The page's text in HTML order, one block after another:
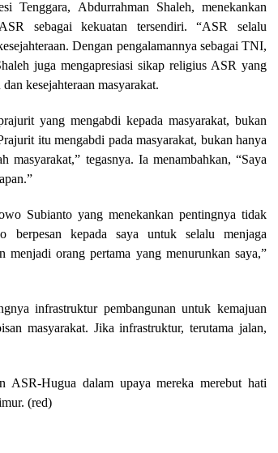
Abdurrahman Shaleh, menekankan
sebagai kekuatan tersendiri. “ASR selalu
Dengan pengalamannya sebagai TNI,
juga mengapresiasi sikap religius ASR yang
kesejahteraan masyarakat.
yang mengabdi kepada masyarakat, bukan
itu mengabdi pada masyarakat, bukan hanya
masyarakat,” tegasnya. Ia menambahkan, “Saya
Subianto yang menekankan pentingnya tidak
berpesan kepada saya untuk selalu menjaga
menjadi orang pertama yang menurunkan saya,”
infrastruktur pembangunan untuk kemajuan
masyarakat. Jika infrastruktur, terutama jalan,
ASR-Hugua dalam upaya mereka merebut hati
(red)